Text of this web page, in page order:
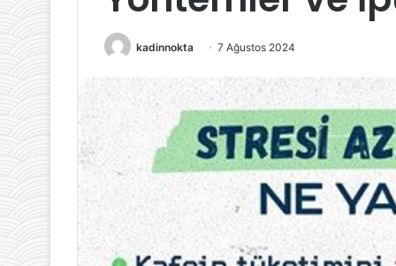
kadinnokta 7 Ağustos 2024
Besinleri
Etmelisiniz?
Gluten
Etmelisiniz?